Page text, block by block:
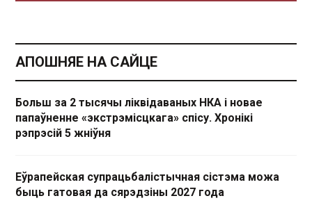
АПОШНЯЕ НА САЙЦЕ
Больш за 2 тысячы ліквідаваных НКА і новае
папаўненне «экстрэмісцкага» спісу. Хронікі
рэпрэсій 5 жніўня
Еўрапейская супрацьбалістычная сістэма можа
быць гатовая да сярэдзіны 2027 года